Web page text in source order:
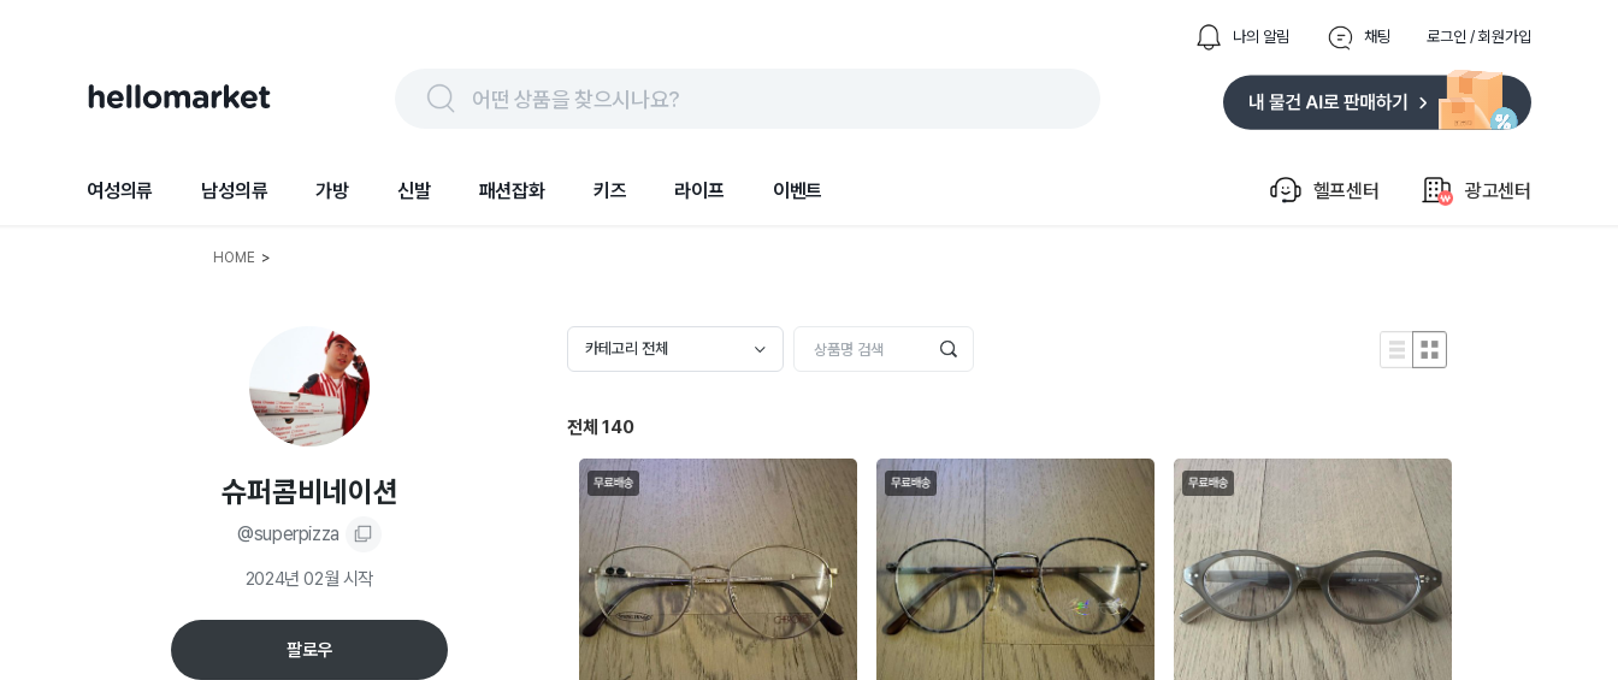
나의 알림 채팅 로그인 / 회원가입
어떤 상품을 찾으시나요?
여성의류 남성의류 가방 신발 패션잡화 키즈 라이프 이벤트 헬프센터 광고센터
HOME >
슈퍼콤비네이션
@superpizza
2024년 02월 시작
팔로우
카테고리 전체
전체 140